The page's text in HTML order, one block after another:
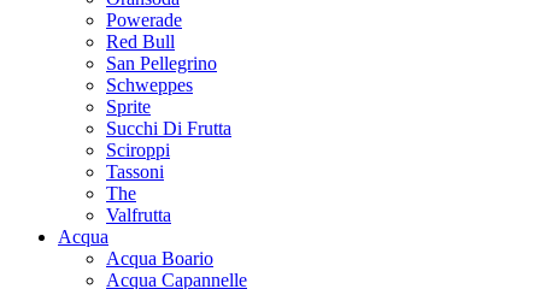
Powerade
Red Bull
San Pellegrino
Schweppes
Sprite
Succhi Di Frutta
Sciroppi
Tassoni
The
Valfrutta
Acqua
Acqua Boario
Acqua Capannelle